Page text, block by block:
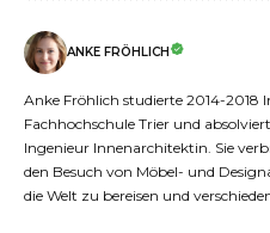
ANKE FRÖHLICH
Anke Fröhlich studierte 2014-2018
Fachhochschule Trier und
Ingenieur Innenarchitektin. Sie
den Besuch von Möbel- und
die Welt zu bereisen und